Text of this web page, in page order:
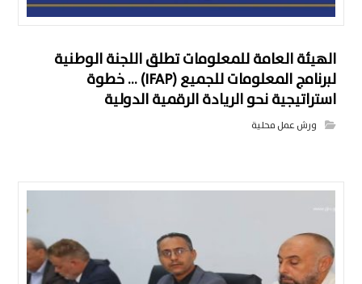
الهيئة العامة للمعلومات تطلق اللجنة الوطنية
لبرنامج المعلومات للجميع (IFAP) … خطوة
استراتيجية نحو الريادة الرقمية الدولية
ورش عمل محلية